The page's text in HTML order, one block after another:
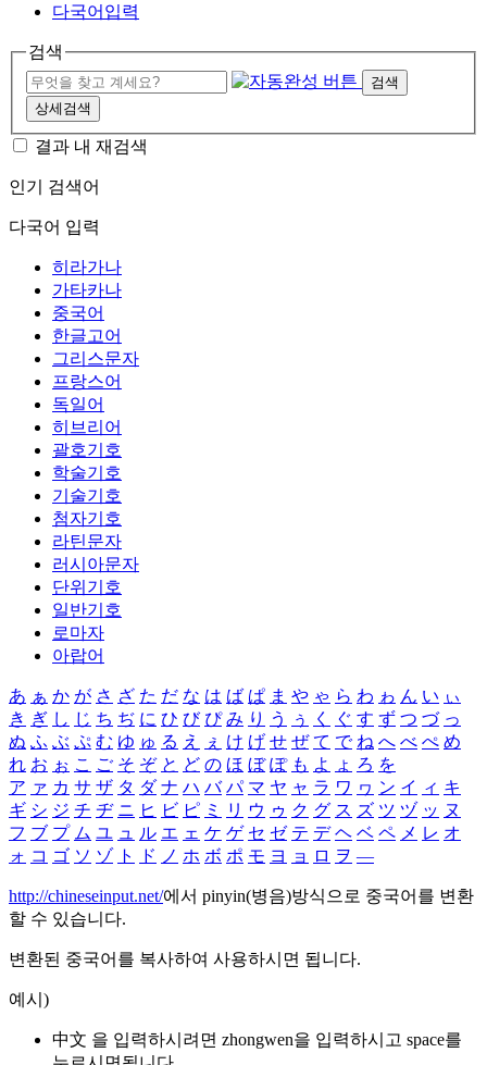
다국어입력
검색
검색
상세검색
결과 내 재검색
인기 검색어
다국어 입력
히라가나
가타카나
중국어
한글고어
그리스문자
프랑스어
독일어
히브리어
괄호기호
학술기호
기술기호
첨자기호
라틴문자
러시아문자
단위기호
일반기호
로마자
아랍어
あ ぁ か が さ ざ た だ な は ば ぱ ま や ゃ ら わ ゎ ん い ぃ
き ぎ し じ ち ぢ に ひ び ぴ み り う ぅ く ぐ す ず つ づ っ
ぬ ふ ぶ ぷ む ゆ ゅ る え ぇ け げ せ ぜ て で ね へ べ ぺ め
れ お ぉ こ ご そ ぞ と ど の ほ ぼ ぽ も よ ょ ろ を
ア ァ カ サ ザ タ ダ ナ ハ バ パ マ ヤ ャ ラ ワ ヮ ン イ ィ キ
ギ シ ジ チ ヂ ニ ヒ ビ ピ ミ リ ウ ゥ ク グ ス ズ ツ ヅ ッ ヌ
フ ブ プ ム ユ ュ ル エ ェ ケ ゲ セ ゼ テ デ ヘ ベ ペ メ レ オ
ォ コ ゴ ソ ゾ ト ド ノ ホ ボ ポ モ ヨ ョ ロ ヲ ―
http://chineseinput.net/에서 pinyin(병음)방식으로 중국어를 변환
할 수 있습니다.
변환된 중국어를 복사하여 사용하시면 됩니다.
예시)
中文 을 입력하시려면 zhongwen을 입력하시고 space를